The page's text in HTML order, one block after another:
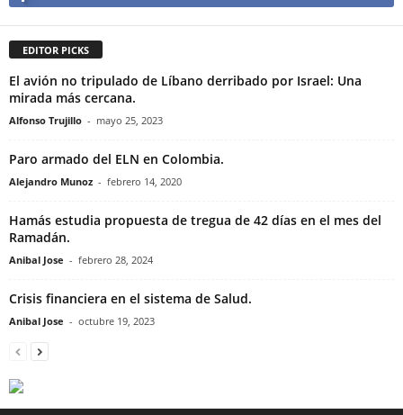
EDITOR PICKS
El avión no tripulado de Líbano derribado por Israel: Una
mirada más cercana.
Alfonso Trujillo - mayo 25, 2023
Paro armado del ELN en Colombia.
Alejandro Munoz - febrero 14, 2020
Hamás estudia propuesta de tregua de 42 días en el mes del
Ramadán.
Anibal Jose - febrero 28, 2024
Crisis financiera en el sistema de Salud.
Anibal Jose - octubre 19, 2023